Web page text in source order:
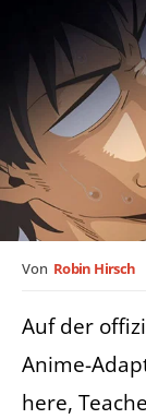
Von Robin Hirsch
Auf der
Anime-
here,